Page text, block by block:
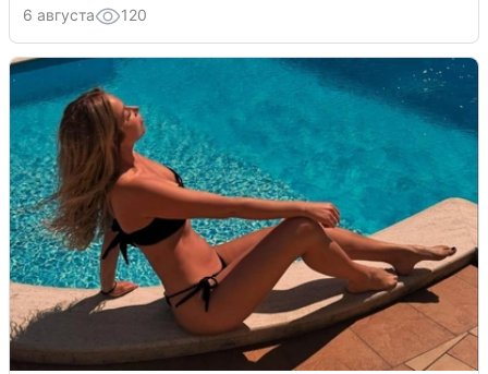
6 августа 120